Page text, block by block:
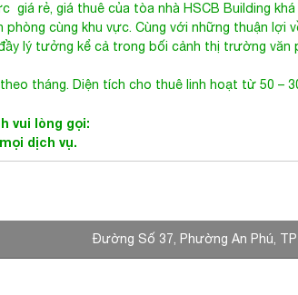
giá rẻ, giá thuê của tòa nhà HSCB Building khá
cùng khu vực. Cùng với những thuận lợi
lý tưởng kể cả trong bối cảnh thị trường văn
tháng. Diện tích cho thuê linh hoạt từ 50 –
vui lòng gọi:
dịch vụ.
Đường Số 37, Phường An Phú,